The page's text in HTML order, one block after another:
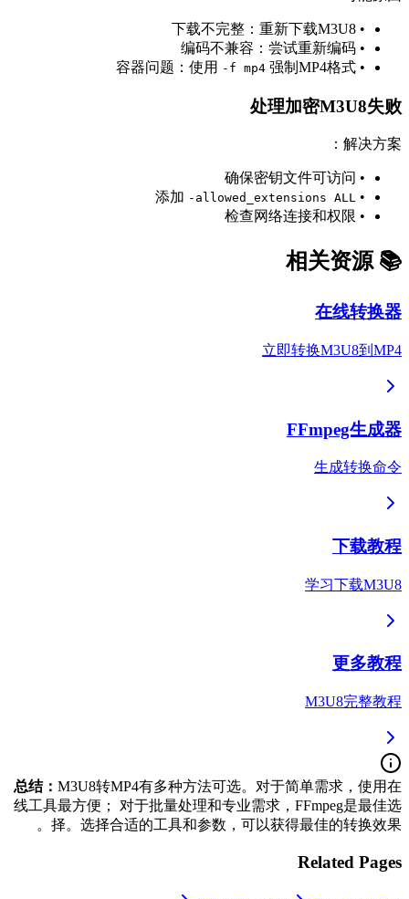
• 下载不完整：重新下载M3U8
• 编码不兼容：尝试重新编码
• 容器问题：使用
-f mp4 强制MP4格式
处理加密M3U8失败
解决方案：
• 确保密钥文件可访问
• 添加
-allowed_extensions ALL
• 检查网络连接和权限
📚 相关资源
在线转换器
立即转换M3U8到MP4
FFmpeg生成器
生成转换命令
下载教程
学习下载M3U8
更多教程
M3U8完整教程
总结： M3U8转MP4有多种方法可选。对于简单需求，使用在
线工具最方便； 对于批量处理和专业需求，FFmpeg是最佳选
择。选择合适的工具和参数，可以获得最佳的转换效果。
Related Pages